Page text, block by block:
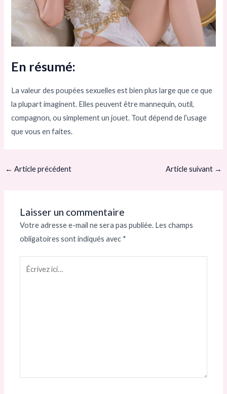
En résumé:
La valeur des poupées sexuelles est bien plus large que ce que
la plupart imaginent. Elles peuvent être mannequin, outil,
compagnon, ou simplement un jouet. Tout dépend de l’usage
que vous en faites.
← Article précédent Article suivant →
Laisser un commentaire
Votre adresse e-mail ne sera pas publiée. Les champs
obligatoires sont indiqués avec *
Écrivez